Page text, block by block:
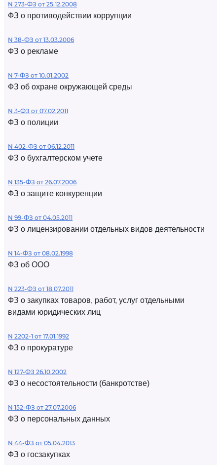
N 273-ФЗ от 25.12.2008
ФЗ о противодействии коррупции
N 38-ФЗ от 13.03.2006
ФЗ о рекламе
N 7-ФЗ от 10.01.2002
ФЗ об охране окружающей среды
N 3-ФЗ от 07.02.2011
ФЗ о полиции
N 402-ФЗ от 06.12.2011
ФЗ о бухгалтерском учете
N 135-ФЗ от 26.07.2006
ФЗ о защите конкуренции
N 99-ФЗ от 04.05.2011
ФЗ о лицензировании отдельных видов деятельности
N 14-ФЗ от 08.02.1998
ФЗ об ООО
N 223-ФЗ от 18.07.2011
ФЗ о закупках товаров, работ, услуг отдельными
видами юридических лиц
N 2202-1 от 17.01.1992
ФЗ о прокуратуре
N 127-ФЗ 26.10.2002
ФЗ о несостоятельности (банкротстве)
N 152-ФЗ от 27.07.2006
ФЗ о персональных данных
N 44-ФЗ от 05.04.2013
ФЗ о госзакупках